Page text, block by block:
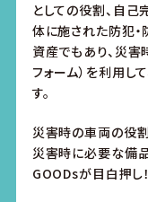
としての役割、自
体に施された防犯
資産でもあり、災害
フォーム）を利用し
す。
災害時の車両の役
災害時に必要な備
GOODsが目白押し！